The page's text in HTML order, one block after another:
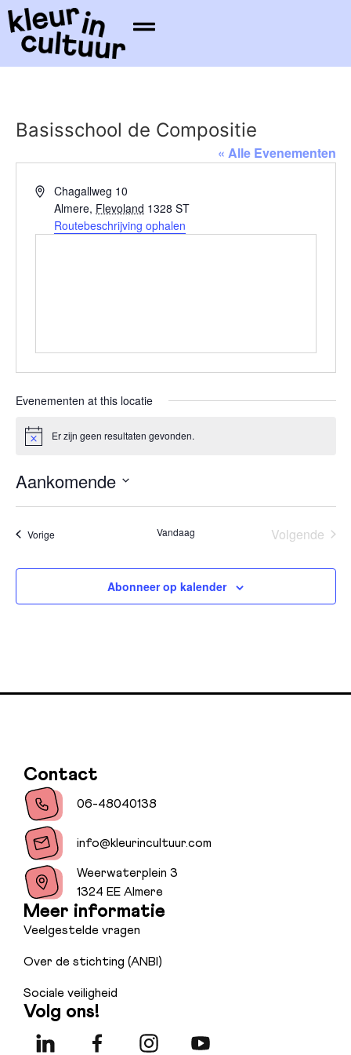
Basisschool de Compositie
« Alle Evenementen
AdresChagallweg 10
Almere, Flevoland 1328 ST
Routebeschrijving ophalen
Evenementen at this locatie
BerichtEr zijn geen resultaten gevonden.
Aankomende
een
VorigeEvenementen Vandaag Volgende
Abonneer op kalender
Contact
06-48040138
info@kleurincultuur.com
Weerwaterplein 3
1324 EE Almere
Meer informatie
Veelgestelde vragen
Over de stichting (ANBI)
Sociale veiligheid
Volg ons!